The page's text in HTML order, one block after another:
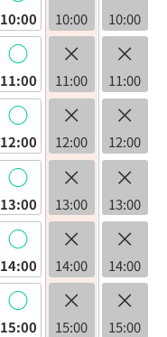
10:00
◯
11:00
◯
12:00
◯
13:00
◯
14:00
◯
15:00
10:00
×
11:00
×
12:00
×
13:00
×
14:00
×
15:00
10:00
×
11:00
×
12:00
×
13:00
×
14:00
×
15:00